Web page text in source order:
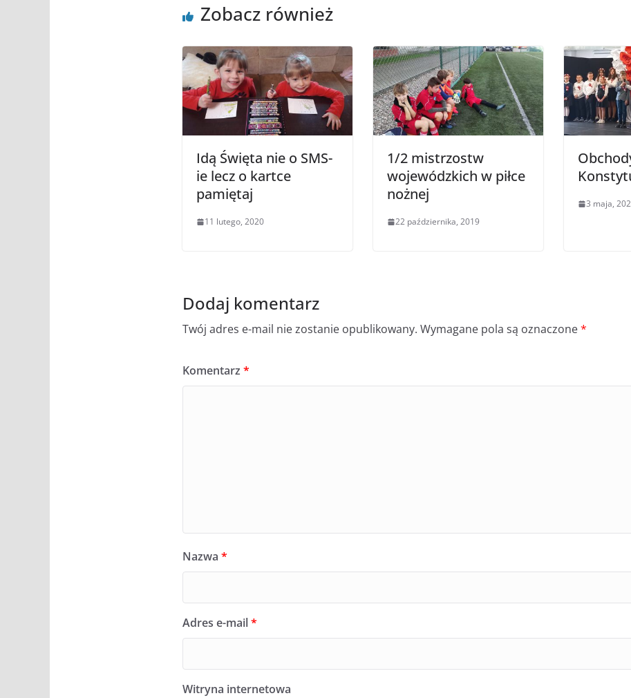
Zobacz również
Idą Święta nie o SMS-
ie lecz o kartce
pamiętaj
11 lutego, 2020
1/2 mistrzostw
wojewódzkich w piłce
nożnej
22 października, 2019
3 maja,
Dodaj komentarz
Twój adres e-mail nie zostanie opublikowany. Wymagane pola są oznaczone*
Komentarz *
Nazwa *
Adres e-mail*
Witryna internetowa